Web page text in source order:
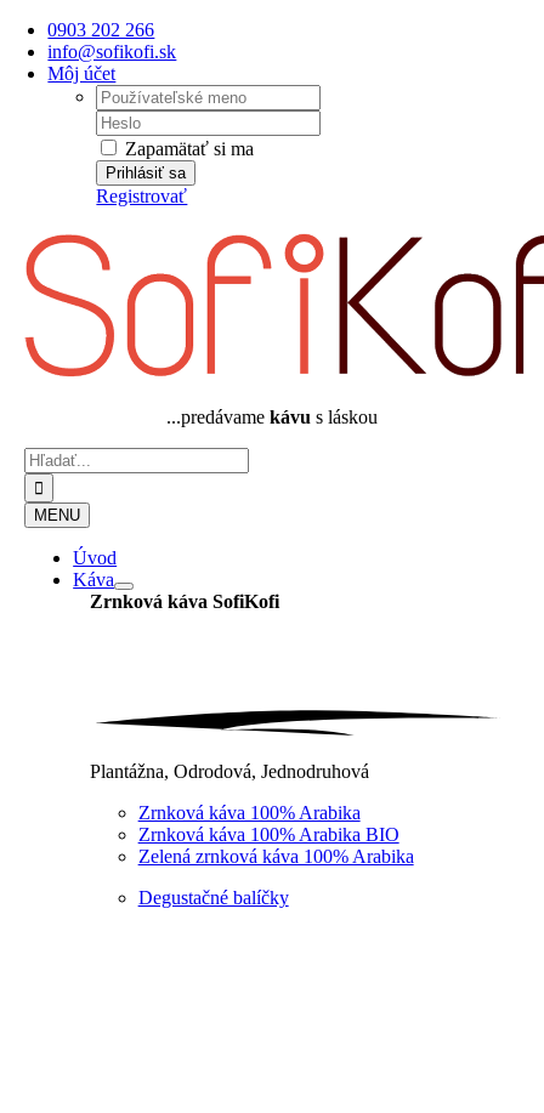
Skip
content
0903 202 266
info@sofikofi.sk
Môj účet
Username:
Password:
Zapamätať si ma
Registrovať
...predávame kávu s láskou
Hľadať:
MENU
Úvod
Káva
Zrnková káva SofiKofi
Plantážna, Odrodová, Jednodruhová
Zrnková káva 100% Arabika
Zrnková káva 100% Arabika BIO
Zelená zrnková káva 100% Arabika
Degustačné balíčky